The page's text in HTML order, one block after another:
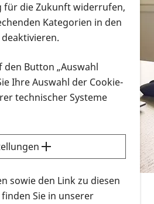
in verschiedenen
Ort
Sie nach Infonmaterial
bzw. herunterladen
sich dieErklärvideos zum
der PRO RETINA-Website
Menschen an.
für die Zukunft widerrufen,
Kategorien in den
den Button „Auswahl
Ihre Auswahl der Cookie-
technischer Systeme
sowie den Link zu diesen
Sie in unserer